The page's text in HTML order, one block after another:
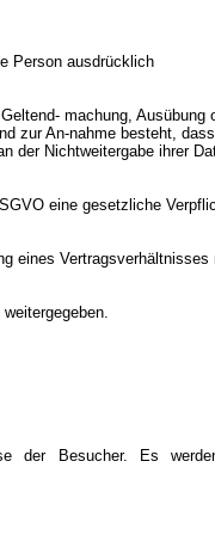
Person ausdrücklich
machung, Ausübung
zur An-nahme besteht,
der Nichtweitergabe ihrer
eine gesetzliche
eines Vertragsverhältnisses
der Besucher. Es